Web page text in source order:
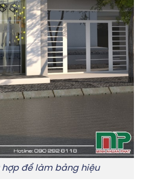
để làm bảng hiệu